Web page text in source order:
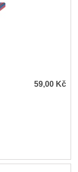
59,00 Kč